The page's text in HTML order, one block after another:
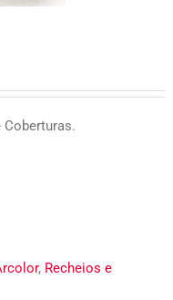
Coberturas.
, Recheios e